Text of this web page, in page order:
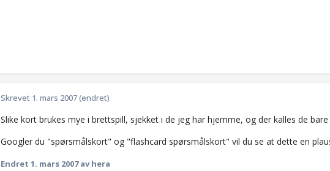
Skrevet 1. mars 2007(endret)
Slike kort brukes mye i brettspill, sjekket i de jeg har hjemme, og der kalles de
Googler du "spørsmålskort" og "flashcard spørsmålskort" vil du se at dette en
Endret 1. mars 2007av hera